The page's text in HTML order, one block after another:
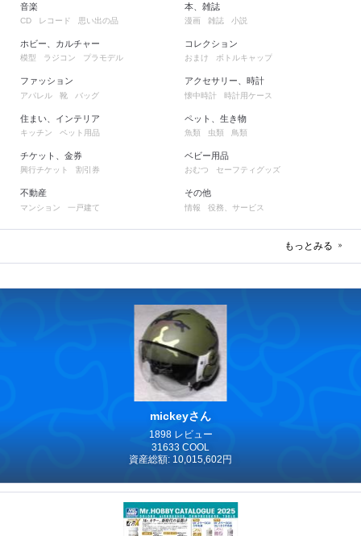
音楽
CD レコード 思い出の品
ホビー、カルチャー
模型 ラジコン プラモデル
ファッション
アパレル 靴 バッグ
住まい、インテリア
キッチン ペット用品
チケット、金券
興行チケット 割引券
不動産
マンション 一戸建て
本、雑誌
漫画 雑誌 小説
コレクション
おまけ ボトルキャップ
アクセサリー、時計
懐中時計 時計用ケース
ペット、生き物
魚類 虫類 鳥類
ベビー用品
おむつ セーフティグッズ
その他
情報 役務、サービス
もっとみる
mickeyさん
1898 レビュー
31633 COOL
資産総額: 10,015,602円